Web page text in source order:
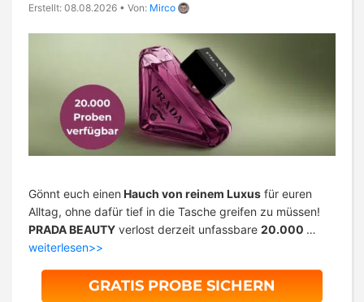
Erstellt: 08.08.2026 • Von: Mirco
Gönnt euch einen Hauch von reinem Luxus für euren
Alltag, ohne dafür tief in die Tasche greifen zu müssen!
PRADA BEAUTY verlost derzeit unfassbare 20.000 …
weiterlesen>>
GRATIS PROBE SICHERN